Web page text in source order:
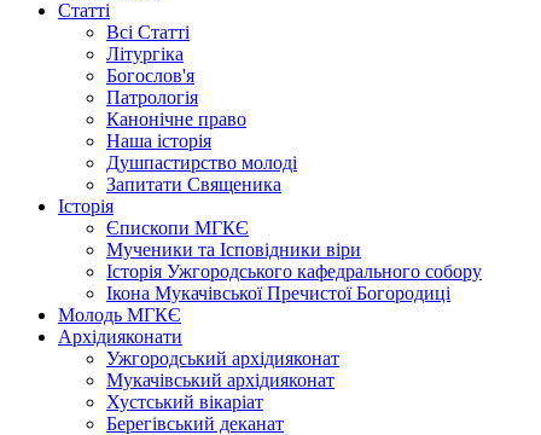
Статті
Всі Статті
Літургіка
Богослов'я
Патрологія
Канонічне право
Наша історія
Душпастирство молоді
Запитати Священика
Історія
Єпископи МГКЄ
Мученики та Ісповідники віри
Історія Ужгородського кафедрального собору
Ікона Мукачівської Пречистої Богородиці
Молодь МГКЄ
Архідияконати
Ужгородський архідияконат
Мукачівський архідияконат
Хустський вікаріат
Берегівський деканат